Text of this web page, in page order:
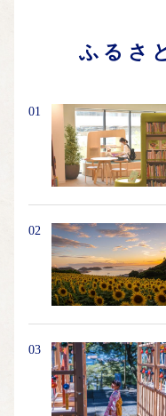
個人情
ふるさ
01
02
03